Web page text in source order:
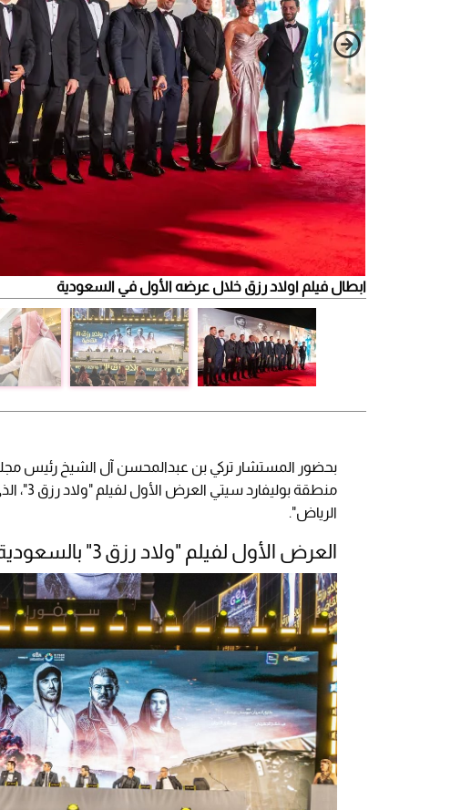
ابطال فيلم اولاد رزق خلال عرضه الأول في السعودية
منطقة
الرياض".
العرض الأول لفيلم "ولاد رزق 3" بالسعودية